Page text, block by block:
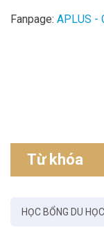
Fanpage: APLUS -
Từ khóa
HỌC BỔNG DU